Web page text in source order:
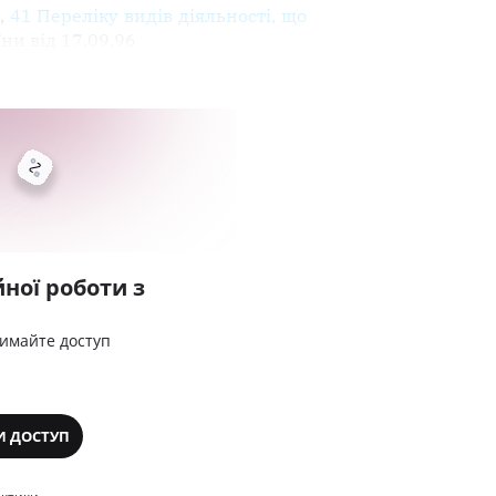
, 41 Переліку видів діяльності, що
роботи з
доступ
ДОСТУП